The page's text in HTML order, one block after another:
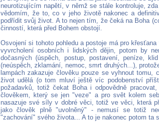
neurotizujícím napětí, v němž se stále kontroluje,
vědomím, že to, co v jeho životě nakonec a
podřídit svůj život. A to nejen tím, že čeká na Boha
činností, která před Bohem obstojí.
Osvojení si tohoto pohledu a postoje má pro
vyvrcholení osobních i lidských dějin, potom by
dočasných (úspěch, postup, postavení, peníze,
(neúspěch, zklamání, nemoc, smrt druhých...),
lampách zakazuje člověku pouze se vyhnout
život udělá (o tom mluví ještě víc podobenství
požadavků, totiž čekat Boha i odpovědně
člověkem, který se jen "veze" a pro svět kolem
nasazuje své síly v dobré věci, totiž ve věci, která
jako člověk plně "uvolněný" - nemusí se totiž
"zachování" svého života... A to je nakonec potom ta